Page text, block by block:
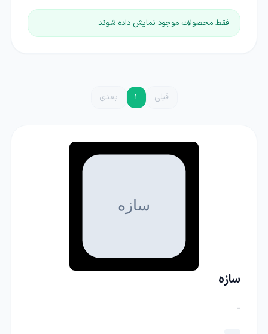
فقط محصولات موجود نمایش داده شوند
قبلی 1 بعدی
سازه
-